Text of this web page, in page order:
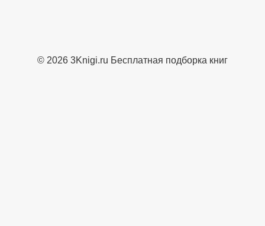
© 2026 3Knigi.ru Бесплатная подборка книг